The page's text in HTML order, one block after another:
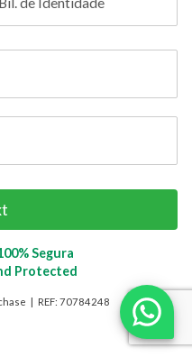
Segura
Protected
REF: 70784248